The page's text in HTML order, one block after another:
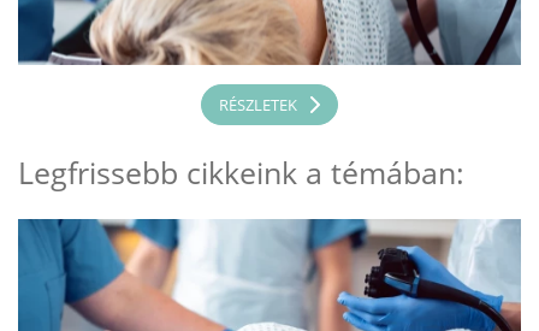
RÉSZLETEK
Legfrissebb cikkeink a témában: